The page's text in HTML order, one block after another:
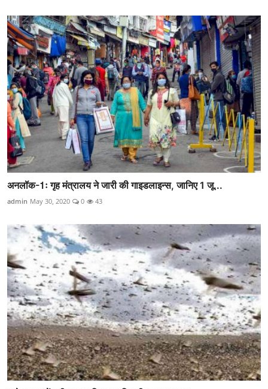
अनलॉक-1ः गृह मंत्रालय ने जारी की गाइडलाइन्स, जानिए 1 जू...
admin May 30, 2020 0 43